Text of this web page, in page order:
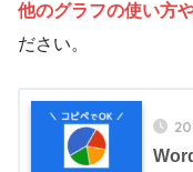
他のグラフの使い方
ださい。